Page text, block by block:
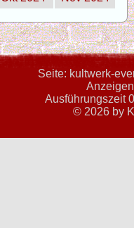
Seite: kultwerk-
Ausführungszeit
© 2026 by